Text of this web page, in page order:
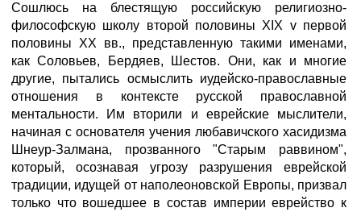
Сошлюсь на блестящую российскую религиозно-
философскую школу второй половины XIX v первой
половины ХХ вв., представленную такими именами,
как Соловьев, Бердяев, Шестов. Они, как и многие
другие, пытались осмыслить иудейско-православные
отношения в контексте русской православной
ментальности. Им вторили и еврейские мыслители,
начиная с основателя учения любавичского хасидизма
Шнеур-Залмана, прозванного "Старым раввином",
который, осознавая угрозу разрушения еврейской
традиции, идущей от наполеоновской Европы, призвал
только что вошедшее в состав империи еврейство к